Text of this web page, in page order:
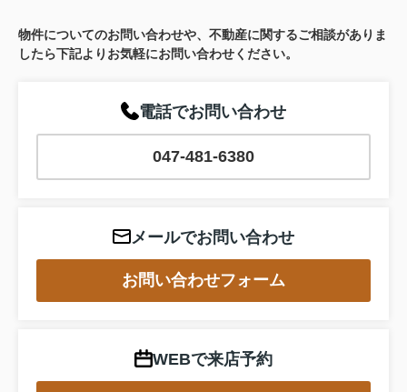
物件についてのお問い合わせや、不動産に関するご相談がありま
したら下記よりお気軽にお問い合わせください。
電話でお問い合わせ
047-481-6380
メールでお問い合わせ
お問い合わせフォーム
WEBで来店予約